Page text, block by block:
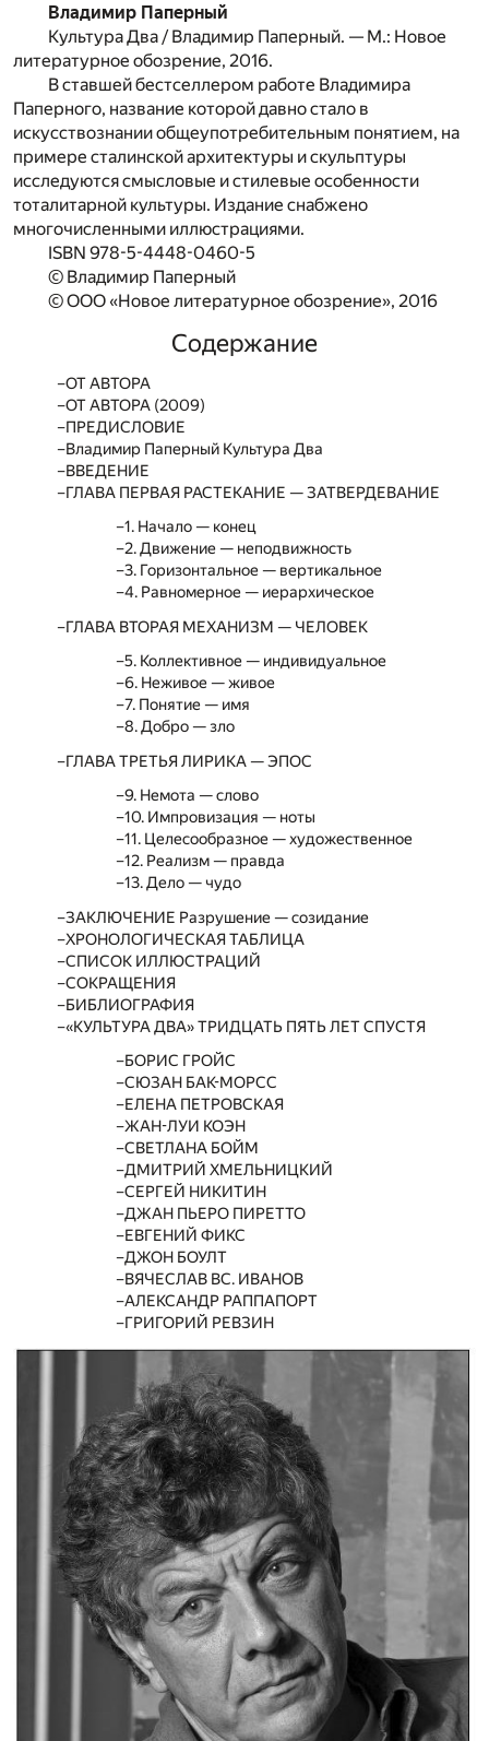
Владимир Паперный
Культура Два / Владимир Паперный. — М.: Новое
литературное обозрение, 2016.
В ставшей бестселлером работе Владимира
Паперного, название которой давно стало в
искусствознании общеупотребительным понятием, на
примере сталинской архитектуры и скульптуры
исследуются смысловые и стилевые особенности
тоталитарной культуры. Издание снабжено
многочисленными иллюстрациями.
ISBN 978-5-4448-0460-5
© Владимир Паперный
© OOO «Новое литературное обозрение», 2016
Содержание
ОТ АВТОРА
ОТ АВТОРА (2009)
ПРЕДИСЛОВИЕ
Владимир Паперный Культура Два
ВВЕДЕНИЕ
ГЛАВА ПЕРВАЯ РАСТЕКАНИЕ — ЗАТВЕРДЕВАНИЕ
1. Начало — конец
2. Движение — неподвижность
3. Горизонтальное — вертикальное
4. Равномерное — иерархическое
ГЛАВА ВТОРАЯ МЕХАНИЗМ — ЧЕЛОВЕК
5. Коллективное — индивидуальное
6. Неживое — живое
7. Понятие — имя
8. Добро — зло
ГЛАВА ТРЕТЬЯ ЛИРИКА — ЭПОС
9. Немота — слово
10. Импровизация — ноты
11. Целесообразное — художественное
12. Реализм — правда
13. Дело — чудо
ЗАКЛЮЧЕНИЕ Разрушение — созидание
ХРОНОЛОГИЧЕСКАЯ ТАБЛИЦА
СПИСОК ИЛЛЮСТРАЦИЙ
СОКРАЩЕНИЯ
БИБЛИОГРАФИЯ
«КУЛЬТУРА ДВА» ТРИДЦАТЬ ПЯТЬ ЛЕТ СПУСТЯ
БОРИС ГРОЙС
СЮЗАН БАК-МОРСС
ЕЛЕНА ПЕТРОВСКАЯ
ЖАН-ЛУИ КОЭН
СВЕТЛАНА БОЙМ
ДМИТРИЙ ХМЕЛЬНИЦКИЙ
СЕРГЕЙ НИКИТИН
ДЖАН ПЬЕРО ПИРЕТТО
ЕВГЕНИЙ ФИКС
ДЖОН БОУЛТ
ВЯЧЕСЛАВ ВС. ИВАНОВ
АЛЕКСАНДР РАППАПОРТ
ГРИГОРИЙ РЕВЗИН